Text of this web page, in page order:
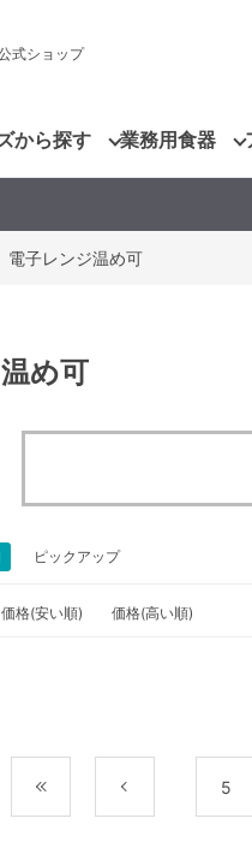
式ショップ
から探す 業務用食器
電子レンジ温め可
め可
ピックアップ
価格(安い順) 価格(高い順)
5